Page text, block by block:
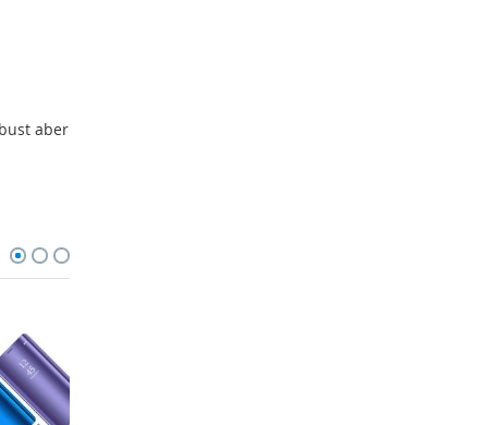
aber